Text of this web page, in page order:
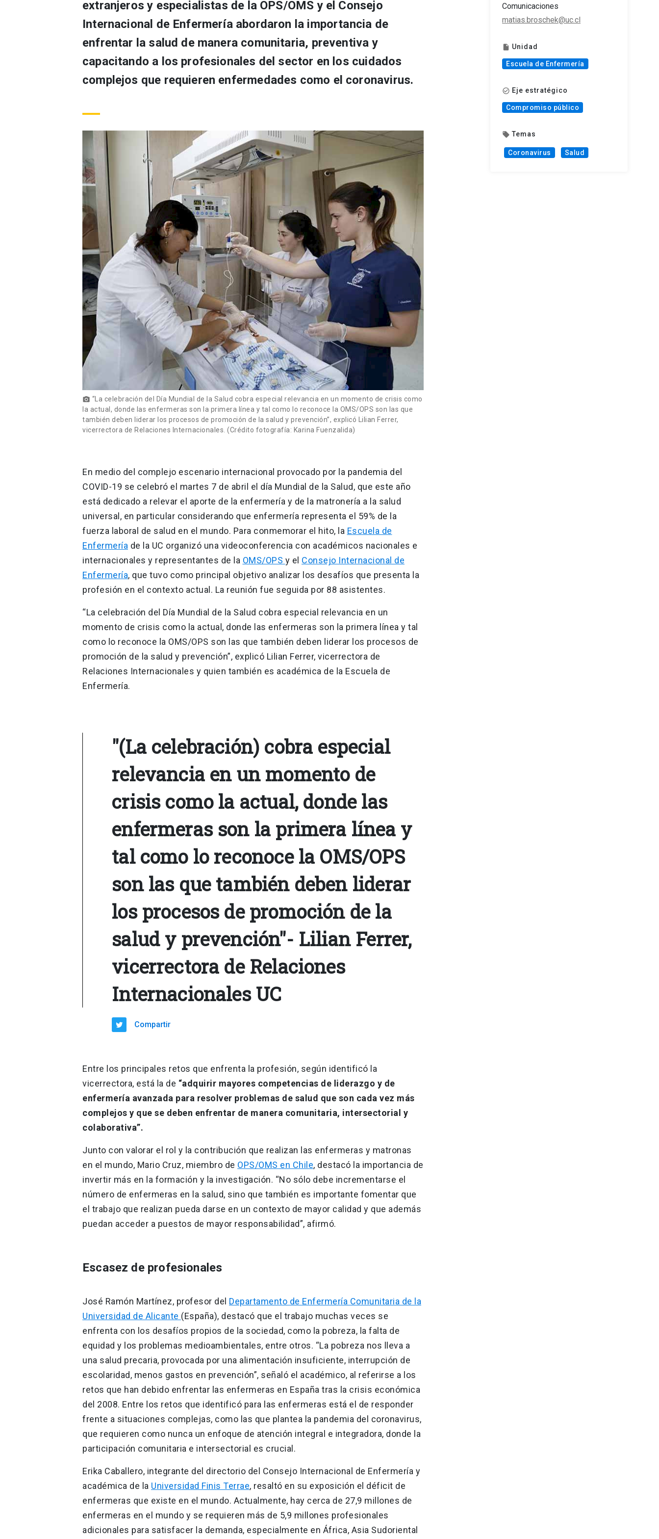
extranjeros y especialistas de la OPS/OMS y el Consejo
Internacional de Enfermería abordaron la importancia de
enfrentar la salud de manera comunitaria, preventiva y
capacitando a los profesionales del sector en los cuidados
complejos que requieren enfermedades como el coronavirus.
photo_camera “La celebración del Día Mundial de la Salud cobra especial relevancia en un momento de crisis como
la actual, donde las enfermeras son la primera línea y tal como lo reconoce la OMS/OPS son las que
también deben liderar los procesos de promoción de la salud y prevención”, explicó Lilian Ferrer,
vicerrectora de Relaciones Internacionales. (Crédito fotografía: Karina Fuenzalida)
En medio del complejo escenario internacional provocado por la pandemia del
COVID-19 se celebró el martes 7 de abril el día Mundial de la Salud, que este año
está dedicado a relevar el aporte de la enfermería y de la matronería a la salud
universal, en particular considerando que enfermería representa el 59% de la
fuerza laboral de salud en el mundo. Para conmemorar el hito, la Escuela de
Enfermería de la UC organizó una videoconferencia con académicos nacionales e
internacionales y representantes de la OMS/OPS y el Consejo Internacional de
Enfermería, que tuvo como principal objetivo analizar los desafíos que presenta la
profesión en el contexto actual. La reunión fue seguida por 88 asistentes.
“La celebración del Día Mundial de la Salud cobra especial relevancia en un
momento de crisis como la actual, donde las enfermeras son la primera línea y tal
como lo reconoce la OMS/OPS son las que también deben liderar los procesos de
promoción de la salud y prevención”, explicó Lilian Ferrer, vicerrectora de
Relaciones Internacionales y quien también es académica de la Escuela de
Enfermería.
"(La celebración) cobra especial
relevancia en un momento de
crisis como la actual, donde las
enfermeras son la primera línea y
tal como lo reconoce la OMS/OPS
son las que también deben liderar
los procesos de promoción de la
salud y prevención"- Lilian Ferrer,
vicerrectora de Relaciones
Internacionales UC
Compartir
Entre los principales retos que enfrenta la profesión, según identificó la
vicerrectora, está la de “adquirir mayores competencias de liderazgo y de
enfermería avanzada para resolver problemas de salud que son cada vez más
complejos y que se deben enfrentar de manera comunitaria, intersectorial y
colaborativa”.
Junto con valorar el rol y la contribución que realizan las enfermeras y matronas
en el mundo, Mario Cruz, miembro de OPS/OMS en Chile, destacó la importancia de
invertir más en la formación y la investigación. “No sólo debe incrementarse el
número de enfermeras en la salud, sino que también es importante fomentar que
el trabajo que realizan pueda darse en un contexto de mayor calidad y que además
puedan acceder a puestos de mayor responsabilidad”, afirmó.
Escasez de profesionales
José Ramón Martínez, profesor del Departamento de Enfermería Comunitaria de la
Universidad de Alicante (España), destacó que el trabajo muchas veces se
enfrenta con los desafíos propios de la sociedad, como la pobreza, la falta de
equidad y los problemas medioambientales, entre otros. “La pobreza nos lleva a
una salud precaria, provocada por una alimentación insuficiente, interrupción de
escolaridad, menos gastos en prevención”, señaló el académico, al referirse a los
retos que han debido enfrentar las enfermeras en España tras la crisis económica
del 2008. Entre los retos que identificó para las enfermeras está el de responder
frente a situaciones complejas, como las que plantea la pandemia del coronavirus,
que requieren como nunca un enfoque de atención integral e integradora, donde la
participación comunitaria e intersectorial es crucial.
Erika Caballero, integrante del directorio del Consejo Internacional de Enfermería y
académica de la Universidad Finis Terrae, resaltó en su exposición el déficit de
enfermeras que existe en el mundo. Actualmente, hay cerca de 27,9 millones de
enfermeras en el mundo y se requieren más de 5,9 millones profesionales
adicionales para satisfacer la demanda, especialmente en África, Asia Sudoriental
Comunicaciones
matias.broschek@uc.cl
insert_drive_file Unidad
Escuela de Enfermería
check_circle_outline Eje estratégico
Compromiso público
local_offer Temas
Coronavirus Salud